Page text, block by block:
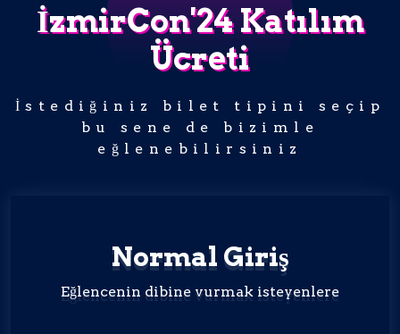
İzmirCon'24 Katılım
Ücreti
İstediğiniz bilet tipini seçip
bu sene de bizimle
eğlenebilirsiniz
Normal Giriş
Eğlencenin dibine vurmak isteyenlere